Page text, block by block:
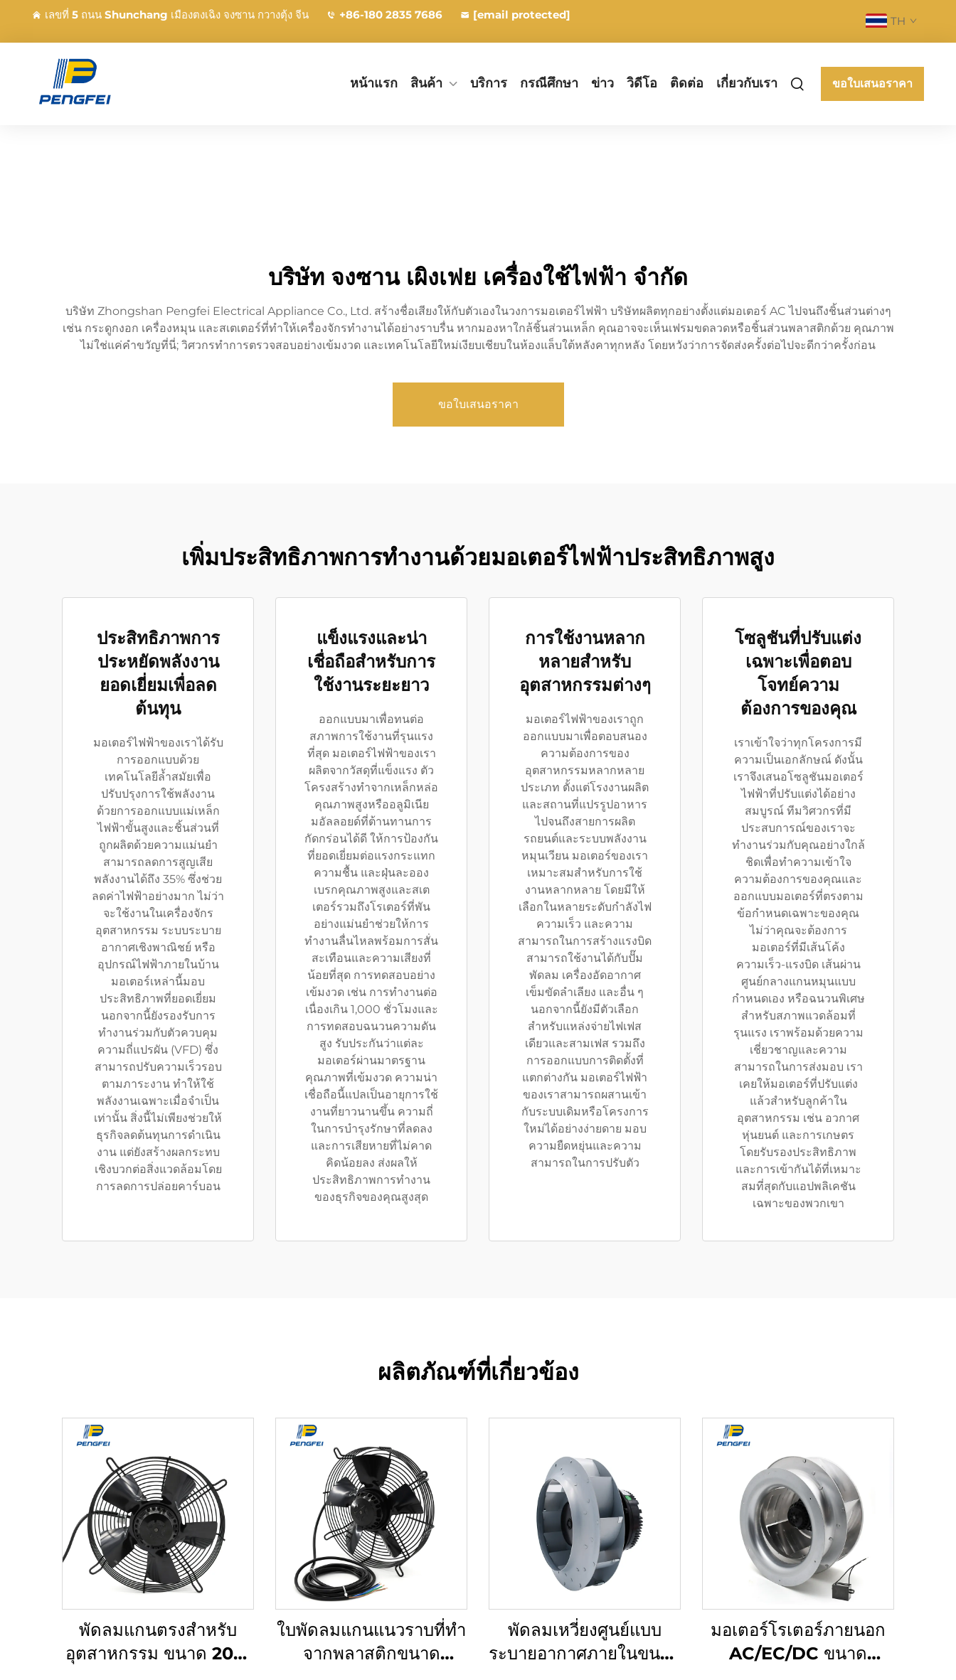
เลขที่ 5 ถนน Shunchang เมืองตงเฉิง จงซาน กวางตุ้ง จีน +86-180 2835 7686 [email protected] TH
หน้าแรก สินค้า บริการ กรณีศึกษา ข่าว วิดีโอ ติดต่อ เกี่ยวกับเรา ขอใบเสนอราคา
บริษัท จงซาน เผิงเฟย เครื่องใช้ไฟฟ้า จำกัด
บริษัท Zhongshan Pengfei Electrical Appliance Co., Ltd. สร้างชื่อเสียงให้กับตัวเองในวงการมอเตอร์ไฟฟ้า บริษัทผลิตทุกอย่างตั้งแต่มอเตอร์ AC ไปจนถึงชิ้นส่วนต่างๆ
เช่น กระดูกงอก เครื่องหมุน และสเตเตอร์ที่ทำให้เครื่องจักรทำงานได้อย่างราบรื่น หากมองหาใกล้ชิ้นส่วนเหล็ก คุณอาจจะเห็นเฟรมขดลวดหรือชิ้นส่วนพลาสติกด้วย คุณภาพ
ไม่ใช่แค่คำขวัญที่นี่; วิศวกรทำการตรวจสอบอย่างเข้มงวด และเทคโนโลยีใหม่เงียบเชียบในห้องแล็บใต้หลังคาทุกหลัง โดยหวังว่าการจัดส่งครั้งต่อไปจะดีกว่าครั้งก่อน
ขอใบเสนอราคา
เพิ่มประสิทธิภาพการทำงานด้วยมอเตอร์ไฟฟ้าประสิทธิภาพสูง
ประสิทธิภาพการ
ประหยัดพลังงาน
ยอดเยี่ยมเพื่อลด
ต้นทุน
มอเตอร์ไฟฟ้าของเราได้รับ
การออกแบบด้วย
เทคโนโลยีล้ำสมัยเพื่อ
ปรับปรุงการใช้พลังงาน
ด้วยการออกแบบแม่เหล็ก
ไฟฟ้าขั้นสูงและชิ้นส่วนที่
ถูกผลิตด้วยความแม่นยำ
สามารถลดการสูญเสีย
พลังงานได้ถึง 35% ซึ่งช่วย
ลดค่าไฟฟ้าอย่างมาก ไม่ว่า
จะใช้งานในเครื่องจักร
อุตสาหกรรม ระบบระบาย
อากาศเชิงพาณิชย์ หรือ
อุปกรณ์ไฟฟ้าภายในบ้าน
มอเตอร์เหล่านี้มอบ
ประสิทธิภาพที่ยอดเยี่ยม
นอกจากนี้ยังรองรับการ
ทำงานร่วมกับตัวควบคุม
ความถี่แปรผัน (VFD) ซึ่ง
สามารถปรับความเร็วรอบ
ตามภาระงาน ทำให้ใช้
พลังงานเฉพาะเมื่อจำเป็น
เท่านั้น สิ่งนี้ไม่เพียงช่วยให้
ธุรกิจลดต้นทุนการดำเนิน
งาน แต่ยังสร้างผลกระทบ
เชิงบวกต่อสิ่งแวดล้อมโดย
การลดการปล่อยคาร์บอน
แข็งแรงและน่า
เชื่อถือสำหรับการ
ใช้งานระยะยาว
ออกแบบมาเพื่อทนต่อ
สภาพการใช้งานที่รุนแรง
ที่สุด มอเตอร์ไฟฟ้าของเรา
ผลิตจากวัสดุที่แข็งแรง ตัว
โครงสร้างทำจากเหล็กหล่อ
คุณภาพสูงหรืออลูมิเนีย
มอัลลอยด์ที่ต้านทานการ
กัดกร่อนได้ดี ให้การป้องกัน
ที่ยอดเยี่ยมต่อแรงกระแทก
ความชื้น และฝุ่นละออง
เบรกคุณภาพสูงและสเต
เตอร์รวมถึงโรเตอร์ที่พัน
อย่างแม่นยำช่วยให้การ
ทำงานลื่นไหลพร้อมการสั่น
สะเทือนและความเสียงที่
น้อยที่สุด การทดสอบอย่าง
เข้มงวด เช่น การทำงานต่อ
เนื่องเกิน 1,000 ชั่วโมงและ
การทดสอบฉนวนความดัน
สูง รับประกันว่าแต่ละ
มอเตอร์ผ่านมาตรฐาน
คุณภาพที่เข้มงวด ความน่า
เชื่อถือนี้แปลเป็นอายุการใช้
งานที่ยาวนานขึ้น ความถี่
ในการบำรุงรักษาที่ลดลง
และการเสียหายที่ไม่คาด
คิดน้อยลง ส่งผลให้
ประสิทธิภาพการทำงาน
ของธุรกิจของคุณสูงสุด
การใช้งานหลาก
หลายสำหรับ
อุตสาหกรรมต่างๆ
มอเตอร์ไฟฟ้าของเราถูก
ออกแบบมาเพื่อตอบสนอง
ความต้องการของ
อุตสาหกรรมหลากหลาย
ประเภท ตั้งแต่โรงงานผลิต
และสถานที่แปรรูปอาหาร
ไปจนถึงสายการผลิต
รถยนต์และระบบพลังงาน
หมุนเวียน มอเตอร์ของเรา
เหมาะสมสำหรับการใช้
งานหลากหลาย โดยมีให้
เลือกในหลายระดับกำลังไฟ
ความเร็ว และความ
สามารถในการสร้างแรงบิด
สามารถใช้งานได้กับปั๊ม
พัดลม เครื่องอัดอากาศ
เข็มขัดลำเลียง และอื่น ๆ
นอกจากนี้ยังมีตัวเลือก
สำหรับแหล่งจ่ายไฟเฟส
เดียวและสามเฟส รวมถึง
การออกแบบการติดตั้งที่
แตกต่างกัน มอเตอร์ไฟฟ้า
ของเราสามารถผสานเข้า
กับระบบเดิมหรือโครงการ
ใหม่ได้อย่างง่ายดาย มอบ
ความยืดหยุ่นและความ
สามารถในการปรับตัว
โซลูชันที่ปรับแต่ง
เฉพาะเพื่อตอบ
โจทย์ความ
ต้องการของคุณ
เราเข้าใจว่าทุกโครงการมี
ความเป็นเอกลักษณ์ ดังนั้น
เราจึงเสนอโซลูชันมอเตอร์
ไฟฟ้าที่ปรับแต่งได้อย่าง
สมบูรณ์ ทีมวิศวกรที่มี
ประสบการณ์ของเราจะ
ทำงานร่วมกับคุณอย่างใกล้
ชิดเพื่อทำความเข้าใจ
ความต้องการของคุณและ
ออกแบบมอเตอร์ที่ตรงตาม
ข้อกำหนดเฉพาะของคุณ
ไม่ว่าคุณจะต้องการ
มอเตอร์ที่มีเส้นโค้ง
ความเร็ว-แรงบิด เส้นผ่าน
ศูนย์กลางแกนหมุนแบบ
กำหนดเอง หรือฉนวนพิเศษ
สำหรับสภาพแวดล้อมที่
รุนแรง เราพร้อมด้วยความ
เชี่ยวชาญและความ
สามารถในการส่งมอบ เรา
เคยให้มอเตอร์ที่ปรับแต่ง
แล้วสำหรับลูกค้าใน
อุตสาหกรรม เช่น อวกาศ
หุ่นยนต์ และการเกษตร
โดยรับรองประสิทธิภาพ
และการเข้ากันได้ที่เหมาะ
สมที่สุดกับแอปพลิเคชัน
เฉพาะของพวกเขา
ผลิตภัณฑ์ที่เกี่ยวข้อง
พัดลมแกนตรงสำหรับ
อุตสาหกรรม ขนาด 200-
ใบพัดลมแกนแนวราบที่ทำ
จากพลาสติกขนาด
พัดลมเหวี่ยงศูนย์แบบ
ระบายอากาศภายในขนาด
มอเตอร์โรเตอร์ภายนอก
AC/EC/DC ขนาด